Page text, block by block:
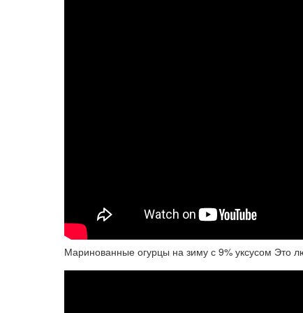
Маринованные огурцы на зиму с 9% уксусом Это